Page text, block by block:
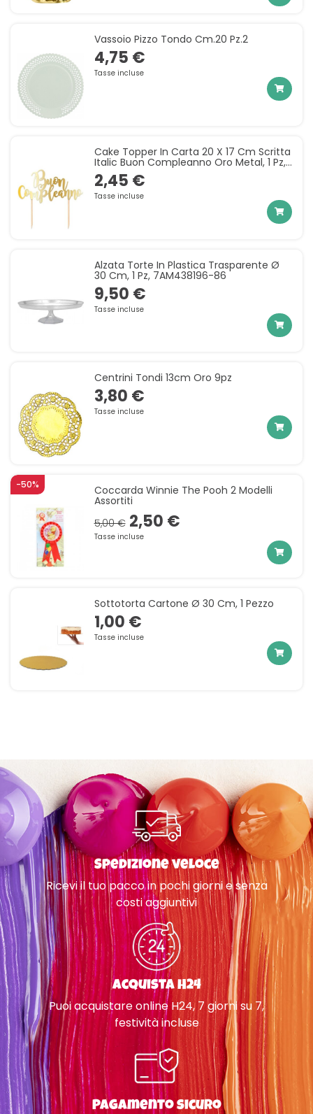
Vassoio Pizzo Tondo Cm.20 Pz.2
4,75 €
Tasse incluse
Cake Topper In Carta 20 X 17 Cm Scritta
Italic Buon Compleanno Oro Metal, 1 Pz,
DI74430
2,45 €
Tasse incluse
Alzata Torte In Plastica Trasparente Ø
30 Cm, 1 Pz, 7AM438196-86
9,50 €
Tasse incluse
Centrini Tondi 13cm Oro 9pz
3,80 €
Tasse incluse
-50% Coccarda Winnie The Pooh 2 Modelli
Assortiti
5,00 € 2,50 €
Tasse incluse
Sottotorta Cartone Ø 30 Cm, 1 Pezzo
1,00 €
Tasse incluse
Spedizione veloce
Ricevi il tuo pacco in pochi giorni e senza
costi aggiuntivi
Acquista H24
Puoi acquistare online H24, 7 giorni su 7,
festività incluse
Pagamento sicuro